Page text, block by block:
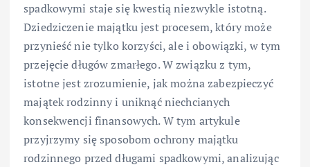
spadkowymi staje się kwestią niezwykle istotną.
Dziedziczenie majątku jest procesem, który może
przynieść nie tylko korzyści, ale i obowiązki, w tym
przejęcie długów zmarłego. W związku z tym,
istotne jest zrozumienie, jak można zabezpieczyć
majątek rodzinny i uniknąć niechcianych
konsekwencji finansowych. W tym artykule
przyjrzymy się sposobom ochrony majątku
rodzinnego przed długami spadkowymi, analizując